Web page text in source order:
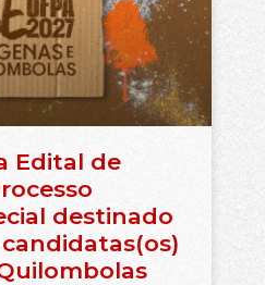
Edital de
destinado